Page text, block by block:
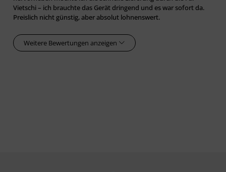
Vietschi – ich brauchte das Gerät dringend und es war sofort da.
Preislich nicht günstig, aber absolut lohnenswert.
Weitere Bewertungen anzeigen